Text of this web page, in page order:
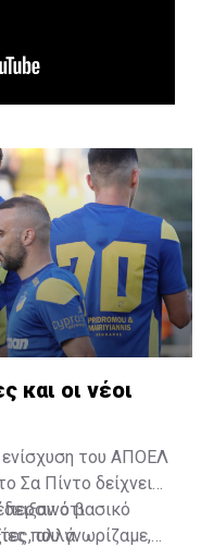
και οι νέοι
ενίσχυση του ΑΠΟΕΛ
Σα Πίντο δείχνει
περσινό βασικό
αλλά
ότι
που γνωρίζαμε,